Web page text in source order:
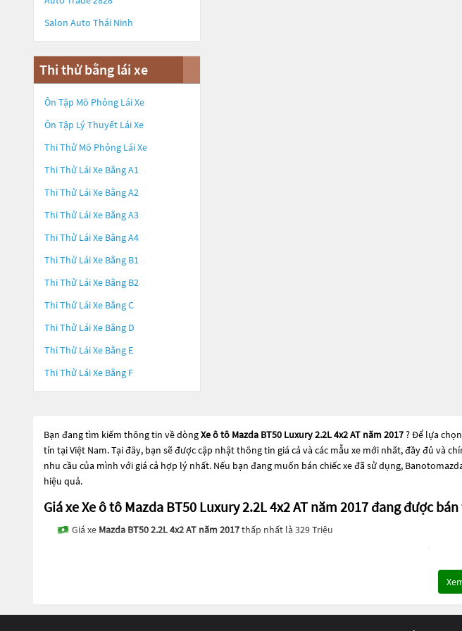
Salon Auto Thái Ninh
Thi thử bằng lái xe
Ôn Tập Mô Phỏng Lái Xe
Ôn Tập Lý Thuyết Lái Xe
Thi Thử Mô Phỏng Lái Xe
Thi Thử Lái Xe Bằng A1
Thi Thử Lái Xe Bằng A2
Thi Thử Lái Xe Bằng A3
Thi Thử Lái Xe Bằng A4
Thi Thử Lái Xe Bằng B1
Thi Thử Lái Xe Bằng B2
Thi Thử Lái Xe Bằng C
Thi Thử Lái Xe Bằng D
Thi Thử Lái Xe Bằng E
Thi Thử Lái Xe Bằng F
Bạn đang tìm kiếm thông tin về dòngXe ô tô Mazda BT50 Luxury 2.2L 4x2 AT năm 2017? Để lựa
tín tại Việt Nam. Tại đây, bạn sẽ được cập nhật thông tin giá cả và các mẫu xe mới nhất, đầy đủ và
nhu cầu của mình với giá cả hợp lý nhất. Nếu bạn đang muốn bán chiếc xe đã sử dụng,
hiệu quả.
Giá xe Xe ô tô Mazda BT50 Luxury 2.2L 4x2 AT năm 2017 đang được
Giá xe Mazda BT50 2.2L 4x2 AT năm 2017thấp nhất là 329 Triệu
Xe ô tô Mazda
Xe ô tô Mazda BT50 Luxury 2.2L 4x2 AT
Banotomazda.com.